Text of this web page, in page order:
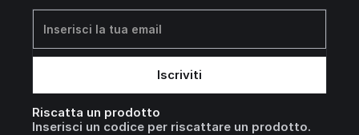
Riscatta un prodotto
Inserisci un codice per riscattare un prodotto.